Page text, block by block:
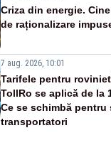
Criza din energie.
de raționalizare
7 aug. 2026, 10:01
Tarifele pentru
TollRo se aplică de la
Ce se schimbă pentru
transportatori